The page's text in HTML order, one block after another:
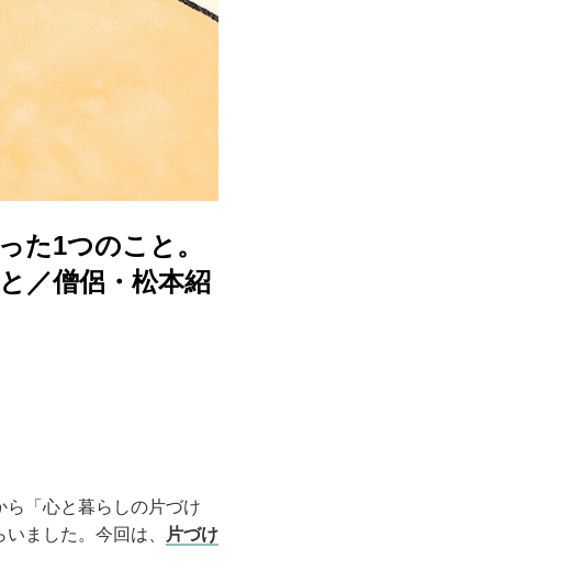
た1つのこと。
／僧侶・松本紹
「心と暮らしの片づけ
ました。今回は、
片づけ